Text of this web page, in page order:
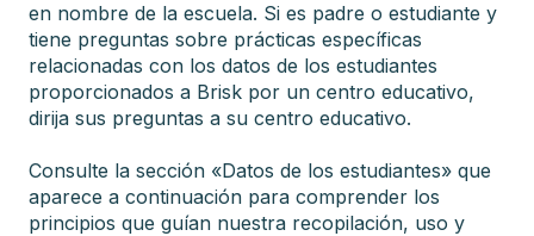
en nombre de la escuela. Si es padre o estudiante y
tiene preguntas sobre prácticas específicas
relacionadas con los datos de los estudiantes
proporcionados a Brisk por un centro educativo,
dirija sus preguntas a su centro educativo.
Consulte la sección «Datos de los estudiantes» que
aparece a continuación para comprender los
principios que guían nuestra recopilación, uso y